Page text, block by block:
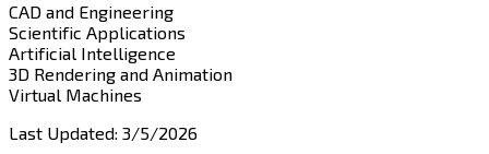
CAD and Engineering​​​​‌ ‍ ​‍​‍‌‍ ‌ ​‍‌‍‍‌‌‍‌ ‌‍‍‌‌‍ ‍​‍​‍​ ‍‍​‍​‍‌ ​ ‌‍​‌‌‍ ‍‌‍‍‌‌ ‌​‌ ‍‌​‍ ‍‌‍‍‌‌‍ ​‍​‍​‍ ​​‍​‍‌‍‍​‌ ​‍‌‍‌‌‌‍‌‍​‍​‍​ ‍‍​‍​‍​‍ ‌‍​‌‌‍‌​‌‍ ‌‌‍‍‌‌‍ ‍​‍ ‌‍‍‌‌‍ ‍‌ ‌​‌‍‌‌‌‍ ‍‌ ‌​​‍ ‌‍‌‌‌‍‌​‌‍‍‌‌ ‌​​‍ ‌‍ ‌‌‍ ‌‍‌​‌‍‌‌​ ‌‌ ​​‌ ​‍‌‍‌‌‌ ​ ‌‍‌‌‌‍ ‍‌ ‌​‌‍​‌‌ ‌​‌‍‍‌‌‍ ‌‍ ‍​ ‍ ‌‍‍‌‌‍‌​​ ‌‌‍​‍​ ​‍‌‍​‌‌‍​‍‌‍‌​​ ​‍​ ‍‌‌‍​‌​‍ ‌​ ​‍‌‍​‌‌‍‌​​ ‍‌​‍ ‌​ ‌​​ ‌‍‌‍​‌​ ​‍​‍ ‌​ ‍​‌‍‌​​ ​‌​ ‌‌​‍ ‌​ ​‍​ ​​​ ​‍​ ‌‌‌‍‌‌​ ​ ​ ‌‌​ ​ ​ ​‌‌‍‌​​ ​​​ ​ ​ ‍ ‌ ‌​‌ ‍‌‌ ​​‌‍‌‌​ ‌‌ ‌​‌‍​‌‌‍‌ ​ ‍ ‌ ​​‌‍​‌‌ ‌​‌‍‍​​ ‌‌‍ ‍‌‍​‌‌‍ ‌‌‍‌‌​ ‌‍​‍‌‍​‌‌ ​ ‌‍‌‌‌‌‌‌‌ ​‍‌‍ ​​ ‌​‍‌‌​ ​‍‌​‌‍‌‍​‌‌‍‌​‌‍ ‌‌‍‍‌‌‍ ‍​‍‌‍‌‍‍‌‌‍‌​​ ‌‌‍​‍​ ​‍‌‍​‌‌‍​‍‌‍‌​​ ​‍​ ‍‌‌‍​‌​‍ ‌​ ​‍‌‍​‌‌‍‌​​ ‍‌​‍ ‌​ ‌​​ ‌‍‌‍​‌​ ​‍​‍ ‌​ ‍​‌‍‌​​ ​‌​ ‌‌​‍ ‌​ ​‍​ ​​​ ​‍​ ‌‌‌‍‌‌​ ​ ​ ‌‌​ ​ ​ ​‌‌‍‌​​ ​​​ ​ ​‍‌‍‌ ‌​‌ ‍‌‌ ​​‌‍‌‌​ ‌‌ ‌​‌‍​‌‌‍‌ ​‍‌‍‌ ​​‌‍​‌‌ ‌​‌‍‍​​ ‌‌‍ ‍‌‍​‌‌‍ ‌‌‍‌‌​‍‌‍‌ ​​‌‍‌‌‌ ​‍‌ ​ ‌ ​​‌‍‌‌‌‍​ ‌ ‌​‌‍‍‌‌ ‌‍‌‍‌‌​ ‌‌ ​​‌ ‌‌‌‍​‍‌‍ ​‌‍‍‌‌ ​ ‌‍‍​‌‍‌‌‌‍‌​​‍​‍‌ ‌
Scientific Applications​​​​‌ ‍ ​‍​‍‌‍ ‌ ​‍‌‍‍‌‌‍‌ ‌‍‍‌‌‍ ‍​‍​‍​ ‍‍​‍​‍‌ ​ ‌‍​‌‌‍ ‍‌‍‍‌‌ ‌​‌ ‍‌​‍ ‍‌‍‍‌‌‍ ​‍​‍​‍ ​​‍​‍‌‍‍​‌ ​‍‌‍‌‌‌‍‌‍​‍​‍​ ‍‍​‍​‍​‍ ‌‍​‌‌‍‌​‌‍ ‌‌‍‍‌‌‍ ‍​‍ ‌‍‍‌‌‍ ‍‌ ‌​‌‍‌‌‌‍ ‍‌ ‌​​‍ ‌‍‌‌‌‍‌​‌‍‍‌‌ ‌​​‍ ‌‍ ‌‌‍ ‌‍‌​‌‍‌‌​ ‌‌ ​​‌ ​‍‌‍‌‌‌ ​ ‌‍‌‌‌‍ ‍‌ ‌​‌‍​‌‌ ‌​‌‍‍‌‌‍ ‌‍ ‍​ ‍ ‌‍‍‌‌‍‌​​ ‌‌‍‌​‌‍​‌​ ‌ ​ ​‍‌‍​‌​ ​‍‌‍​‌​ ‌‍​‍ ‌‌‍‌​​ ‌​​ ‌‍‌‍‌‍​‍ ‌​ ‌​​ ​ ​ ‌‌​ ​ ​‍ ‌​ ‍​​ ​‌‌‍​‌​ ‌ ​‍ ‌‌‍​‍‌‍​‍‌‍​‌​ ‌‍​ ​​‌‍‌‍​ ​‌​ ‌ ​ ‍​​ ​​‌‍​ ​ ‍​​ ‍ ‌ ‌​‌ ‍‌‌ ​​‌‍‌‌​ ‌‌ ‌​‌‍​‌‌‍‌ ​ ‍ ‌ ​​‌‍​‌‌ ‌​‌‍‍​​ ‌‌‍ ‍‌‍​‌‌‍ ‌‌‍‌‌​ ‌‍​‍‌‍​‌‌ ​ ‌‍‌‌‌‌‌‌‌ ​‍‌‍ ​​ ‌​‍‌‌​ ​‍‌​‌‍‌‍​‌‌‍‌​‌‍ ‌‌‍‍‌‌‍ ‍​‍‌‍‌‍‍‌‌‍‌​​ ‌‌‍‌​‌‍​‌​ ‌ ​ ​‍‌‍​‌​ ​‍‌‍​‌​ ‌‍​‍ ‌‌‍‌​​ ‌​​ ‌‍‌‍‌‍​‍ ‌​ ‌​​ ​ ​ ‌‌​ ​ ​‍ ‌​ ‍​​ ​‌‌‍​‌​ ‌ ​‍ ‌‌‍​‍‌‍​‍‌‍​‌​ ‌‍​ ​​‌‍‌‍​ ​‌​ ‌ ​ ‍​​ ​​‌‍​ ​ ‍​​‍‌‍‌ ‌​‌ ‍‌‌ ​​‌‍‌‌​ ‌‌ ‌​‌‍​‌‌‍‌ ​‍‌‍‌ ​​‌‍​‌‌ ‌​‌‍‍​​ ‌‌‍ ‍‌‍​‌‌‍ ‌‌‍‌‌​‍‌‍‌ ​​‌‍‌‌‌ ​‍‌ ​ ‌ ​​‌‍‌‌‌‍​ ‌ ‌​‌‍‍‌‌ ‌‍‌‍‌‌​ ‌‌ ​​‌ ‌‌‌‍​‍‌‍ ​‌‍‍‌‌ ​ ‌‍‍​‌‍‌‌‌‍‌​​‍​‍‌ ‌
Artificial Intelligence​​​​‌ ‍ ​‍​‍‌‍ ‌ ​‍‌‍‍‌‌‍‌ ‌‍‍‌‌‍ ‍​‍​‍​ ‍‍​‍​‍‌ ​ ‌‍​‌‌‍ ‍‌‍‍‌‌ ‌​‌ ‍‌​‍ ‍‌‍‍‌‌‍ ​‍​‍​‍ ​​‍​‍‌‍‍​‌ ​‍‌‍‌‌‌‍‌‍​‍​‍​ ‍‍​‍​‍​‍ ‌‍​‌‌‍‌​‌‍ ‌‌‍‍‌‌‍ ‍​‍ ‌‍‍‌‌‍ ‍‌ ‌​‌‍‌‌‌‍ ‍‌ ‌​​‍ ‌‍‌‌‌‍‌​‌‍‍‌‌ ‌​​‍ ‌‍ ‌‌‍ ‌‍‌​‌‍‌‌​ ‌‌ ​​‌ ​‍‌‍‌‌‌ ​ ‌‍‌‌‌‍ ‍‌ ‌​‌‍​‌‌ ‌​‌‍‍‌‌‍ ‌‍ ‍​ ‍ ‌‍‍‌‌‍‌​​ ‌‌‍‌‌‌‍‌‌​ ‍​​ ​ ​ ​‍​ ‍​‌‍​‍​ ​‍​‍ ‌‌‍‌​​ ‌ ​ ​‍​ ​​​‍ ‌​ ‌​‌‍​‌​ ​​‌‍‌‍​‍ ‌​ ‍​​ ‌‌​ ‌‍​ ‍​​‍ ‌‌‍‌‍‌‍​‌​ ‌‌​ ​​​ ​‌‌‍​‍‌‍‌‌‌‍​‍​ ‍​‌‍​‌‌‍​‌​ ‍​​ ‍ ‌ ‌​‌ ‍‌‌ ​​‌‍‌‌​ ‌‌ ‌​‌‍​‌‌‍‌ ​ ‍ ‌ ​​‌‍​‌‌ ‌​‌‍‍​​ ‌‌‍ ‍‌‍​‌‌‍ ‌‌‍‌‌​ ‌‍​‍‌‍​‌‌ ​ ‌‍‌‌‌‌‌‌‌ ​‍‌‍ ​​ ‌​‍‌‌​ ​‍‌​‌‍‌‍​‌‌‍‌​‌‍ ‌‌‍‍‌‌‍ ‍​‍‌‍‌‍‍‌‌‍‌​​ ‌‌‍‌‌‌‍‌‌​ ‍​​ ​ ​ ​‍​ ‍​‌‍​‍​ ​‍​‍ ‌‌‍‌​​ ‌ ​ ​‍​ ​​​‍ ‌​ ‌​‌‍​‌​ ​​‌‍‌‍​‍ ‌​ ‍​​ ‌‌​ ‌‍​ ‍​​‍ ‌‌‍‌‍‌‍​‌​ ‌‌​ ​​​ ​‌‌‍​‍‌‍‌‌‌‍​‍​ ‍​‌‍​‌‌‍​‌​ ‍​​‍‌‍‌ ‌​‌ ‍‌‌ ​​‌‍‌‌​ ‌‌ ‌​‌‍​‌‌‍‌ ​‍‌‍‌ ​​‌‍​‌‌ ‌​‌‍‍​​ ‌‌‍ ‍‌‍​‌‌‍ ‌‌‍‌‌​‍‌‍‌ ​​‌‍‌‌‌ ​‍‌ ​ ‌ ​​‌‍‌‌‌‍​ ‌ ‌​‌‍‍‌‌ ‌‍‌‍‌‌​ ‌‌ ​​‌ ‌‌‌‍​‍‌‍ ​‌‍‍‌‌ ​ ‌‍‍​‌‍‌‌‌‍‌​​‍​‍‌ ‌
3D Rendering and Animation​​​​‌ ‍ ​‍​‍‌‍ ‌ ​‍‌‍‍‌‌‍‌ ‌‍‍‌‌‍ ‍​‍​‍​ ‍‍​‍​‍‌ ​ ‌‍​‌‌‍ ‍‌‍‍‌‌ ‌​‌ ‍‌​‍ ‍‌‍‍‌‌‍ ​‍​‍​‍ ​​‍​‍‌‍‍​‌ ​‍‌‍‌‌‌‍‌‍​‍​‍​ ‍‍​‍​‍​‍ ‌‍​‌‌‍‌​‌‍ ‌‌‍‍‌‌‍ ‍​‍ ‌‍‍‌‌‍ ‍‌ ‌​‌‍‌‌‌‍ ‍‌ ‌​​‍ ‌‍‌‌‌‍‌​‌‍‍‌‌ ‌​​‍ ‌‍ ‌‌‍ ‌‍‌​‌‍‌‌​ ‌‌ ​​‌ ​‍‌‍‌‌‌ ​ ‌‍‌‌‌‍ ‍‌ ‌​‌‍​‌‌ ‌​‌‍‍‌‌‍ ‌‍ ‍​ ‍ ‌‍‍‌‌‍‌​​ ‌​ ‍​‌‍​‍‌‍​‍​ ​ ​ ‌‌​ ​ ​ ‌​​ ‌‌​‍ ‌‌‍​‍​ ​‍​ ​‌​ ​ ​‍ ‌​ ‌​‌‍​‌‌‍‌‍​ ​​​‍ ‌​ ‍‌​ ​‌​ ‌‌​ ‍‌​‍ ‌‌‍​‍‌‍​‌​ ‍​​ ‌​‌‍‌​‌‍‌​‌‍‌​​ ​​‌‍​ ​ ​‌​ ​‌‌‍​‍​ ‍ ‌ ‌​‌ ‍‌‌ ​​‌‍‌‌​ ‌‌ ‌​‌‍​‌‌‍‌ ​ ‍ ‌ ​​‌‍​‌‌ ‌​‌‍‍​​ ‌‌‍ ‍‌‍​‌‌‍ ‌‌‍‌‌​ ‌‍​‍‌‍​‌‌ ​ ‌‍‌‌‌‌‌‌‌ ​‍‌‍ ​​ ‌​‍‌‌​ ​‍‌​‌‍‌‍​‌‌‍‌​‌‍ ‌‌‍‍‌‌‍ ‍​‍‌‍‌‍‍‌‌‍‌​​ ‌​ ‍​‌‍​‍‌‍​‍​ ​ ​ ‌‌​ ​ ​ ‌​​ ‌‌​‍ ‌‌‍​‍​ ​‍​ ​‌​ ​ ​‍ ‌​ ‌​‌‍​‌‌‍‌‍​ ​​​‍ ‌​ ‍‌​ ​‌​ ‌‌​ ‍‌​‍ ‌‌‍​‍‌‍​‌​ ‍​​ ‌​‌‍‌​‌‍‌​‌‍‌​​ ​​‌‍​ ​ ​‌​ ​‌‌‍​‍​‍‌‍‌ ‌​‌ ‍‌‌ ​​‌‍‌‌​ ‌‌ ‌​‌‍​‌‌‍‌ ​‍‌‍‌ ​​‌‍​‌‌ ‌​‌‍‍​​ ‌‌‍ ‍‌‍​‌‌‍ ‌‌‍‌‌​‍‌‍‌ ​​‌‍‌‌‌ ​‍‌ ​ ‌ ​​‌‍‌‌‌‍​ ‌ ‌​‌‍‍‌‌ ‌‍‌‍‌‌​ ‌‌ ​​‌ ‌‌‌‍​‍‌‍ ​‌‍‍‌‌ ​ ‌‍‍​‌‍‌‌‌‍‌​​‍​‍‌ ‌
Virtual Machines​​​​‌ ‍ ​‍​‍‌‍ ‌ ​‍‌‍‍‌‌‍‌ ‌‍‍‌‌‍ ‍​‍​‍​ ‍‍​‍​‍‌ ​ ‌‍​‌‌‍ ‍‌‍‍‌‌ ‌​‌ ‍‌​‍ ‍‌‍‍‌‌‍ ​‍​‍​‍ ​​‍​‍‌‍‍​‌ ​‍‌‍‌‌‌‍‌‍​‍​‍​ ‍‍​‍​‍​‍ ‌‍​‌‌‍‌​‌‍ ‌‌‍‍‌‌‍ ‍​‍ ‌‍‍‌‌‍ ‍‌ ‌​‌‍‌‌‌‍ ‍‌ ‌​​‍ ‌‍‌‌‌‍‌​‌‍‍‌‌ ‌​​‍ ‌‍ ‌‌‍ ‌‍‌​‌‍‌‌​ ‌‌ ​​‌ ​‍‌‍‌‌‌ ​ ‌‍‌‌‌‍ ‍‌ ‌​‌‍​‌‌ ‌​‌‍‍‌‌‍ ‌‍ ‍​ ‍ ‌‍‍‌‌‍‌​​ ‌​ ‌​​ ​‍​ ‌ ‌‍‌​​ ‌‌‌‍‌‍​ ‌‍​ ‌‍​‍ ‌​ ‌​‌‍​ ‌‍‌​​ ​ ​‍ ‌​ ‌​​ ​‌​ ‌​‌‍​‍​‍ ‌‌‍​‌​ ‍‌​ ‌ ‌‍‌​​‍ ‌​ ‌ ​ ​ ‌‍‌‌‌‍‌‍​ ‌‍​ ‌‌​ ​ ‌‍​ ​ ‌​​ ​‍​ ‍‌​ ​‌​ ‍ ‌ ‌​‌ ‍‌‌ ​​‌‍‌‌​ ‌‌ ‌​‌‍​‌‌‍‌ ​ ‍ ‌ ​​‌‍​‌‌ ‌​‌‍‍​​ ‌‌‍ ‍‌‍​‌‌‍ ‌‌‍‌‌​ ‌‍​‍‌‍​‌‌ ​ ‌‍‌‌‌‌‌‌‌ ​‍‌‍ ​​ ‌​‍‌‌​ ​‍‌​‌‍‌‍​‌‌‍‌​‌‍ ‌‌‍‍‌‌‍ ‍​‍‌‍‌‍‍‌‌‍‌​​ ‌​ ‌​​ ​‍​ ‌ ‌‍‌​​ ‌‌‌‍‌‍​ ‌‍​ ‌‍​‍ ‌​ ‌​‌‍​ ‌‍‌​​ ​ ​‍ ‌​ ‌​​ ​‌​ ‌​‌‍​‍​‍ ‌‌‍​‌​ ‍‌​ ‌ ‌‍‌​​‍ ‌​ ‌ ​ ​ ‌‍‌‌‌‍‌‍​ ‌‍​ ‌‌​ ​ ‌‍​ ​ ‌​​ ​‍​ ‍‌​ ​‌​‍‌‍‌ ‌​‌ ‍‌‌ ​​‌‍‌‌​ ‌‌ ‌​‌‍​‌‌‍‌ ​‍‌‍‌ ​​‌‍​‌‌ ‌​‌‍‍​​ ‌‌‍ ‍‌‍​‌‌‍ ‌‌‍‌‌​‍‌‍‌ ​​‌‍‌‌‌ ​‍‌ ​ ‌ ​​‌‍‌‌‌‍​ ‌ ‌​‌‍‍‌‌ ‌‍‌‍‌‌​ ‌‌ ​​‌ ‌‌‌‍​‍‌‍ ​‌‍‍‌‌ ​ ‌‍‍​‌‍‌‌‌‍‌​​‍​‍‌ ‌
Last Updated: 3/5/2026